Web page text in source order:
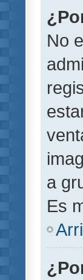
No
a
Es